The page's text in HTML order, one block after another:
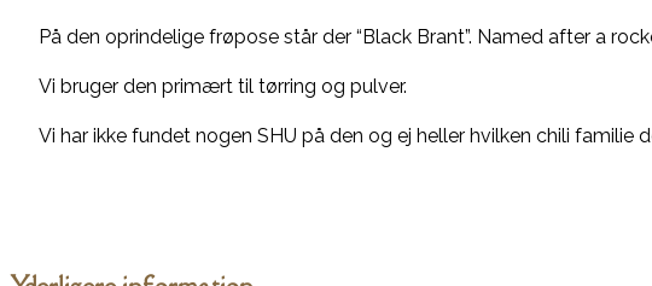
På den oprindelige frøpose står der “Black Brant”. Named after a
Vi bruger den primært til tørring og pulver.
Vi har ikke fundet nogen SHU på den og ej heller hvilken chili familie